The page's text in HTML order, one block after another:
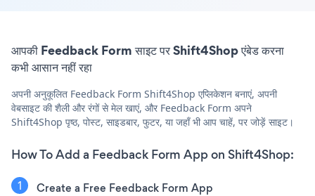
आपकी Feedback Form साइट पर Shift4Shop एंबेड करना
कभी आसान नहीं रहा
अपनी अनुकूलित Feedback Form Shift4Shop एप्लिकेशन बनाएं, अपनी
वेबसाइट की शैली और रंगों से मेल खाएं, और Feedback Form अपने
Shift4Shop पृष्ठ, पोस्ट, साइडबार, फुटर, या जहाँ भी आप चाहें, पर जोड़ें साइट।
How To Add a Feedback Form App on Shift4Shop:
Create a Free Feedback Form App